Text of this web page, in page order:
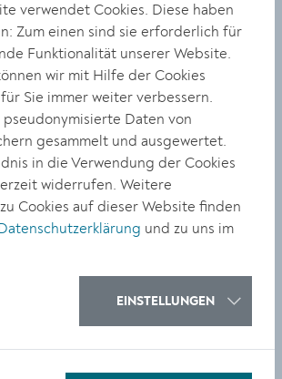
sorgte seine Anekdote über
Recherchequelle: Um
wie man am besten eine Leiche
sich der Autor ratsuchend an eine
– und teilte den makaberen
dem amüsierten Publikum. Zum
Veranstaltung stimmte
mit seinen Zuhörer:innen ein Lied
für einen heiteren Ausklang des
feierte 2014 mit der "Totenfrau"-
Durchbruch und hat
Bücher herausgebracht. Seine Werke
übersetzt und von Netflix und
der erste Band seiner neuen
im August 2024. Die
folgt am 17. Juni. Mit seinem
verwendet Cookies. Diese haben
Zum einen sind sie erforderlich für
Funktionalität unserer Website.
wir mit Hilfe der Cookies
Sie immer weiter verbessern.
Daten von
gesammelt und ausgewertet.
in die Verwendung der Cookies
widerrufen. Weitere
Cookies auf dieser Website finden
und zu uns im
EINSTELLUNGEN